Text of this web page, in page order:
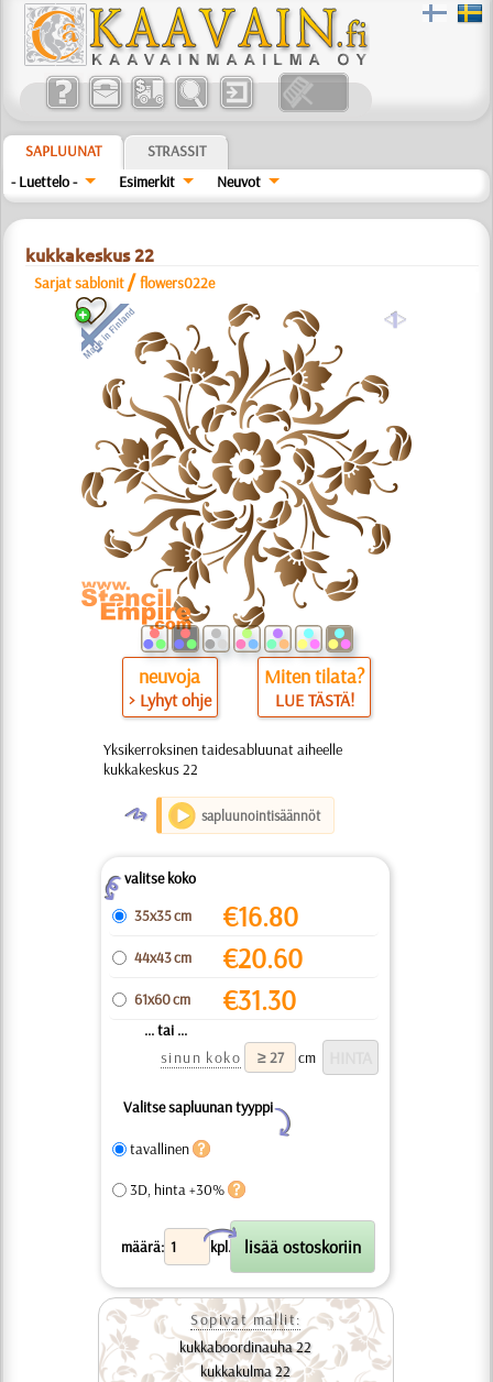
SAPLUUNAT
STRASSIT
- Luettelo -
Esimerkit Neuvot
kukkakeskus 22
Sarjat sablonit /flowers022e
a
neuvoja
> Lyhyt ohje
Miten tilata?
LUE TÄSTÄ!
Yksikerroksinen taidesabluunat aiheelle
kukkakeskus 22
O sapluunointisäännöt
Zvalitse koko
35x35 cm
€16.80
44x43 cm €20.60
61x60 cm €31.30
... tai ...
sinun koko
cm
Valitse sapluunan tyyppi
Y
tavallinen
3D, hinta +30%
määrä: kpl.
X
Sopivat mallit:
kukkaboordinauha 22
kukkakulma 22